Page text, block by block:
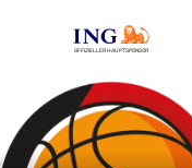
OFFIZIELLER HAUPTSPONSOR